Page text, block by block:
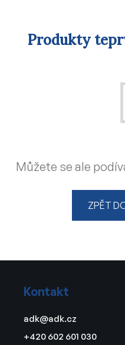
Produkty
Můžete se ale
ZPĚT
Kontakt
adk@adk.cz
+420 602 601 030